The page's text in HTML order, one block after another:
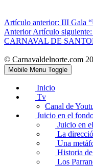
Artículo anterior: III Gala
AnteriorArtículo
CARNAVAL DE
© Carnavaldelnorte.com
Mobile Menu Toggle
Inicio
Tv
Canal de
Juicio en el
Juicio en
La
Una
Historia
Los